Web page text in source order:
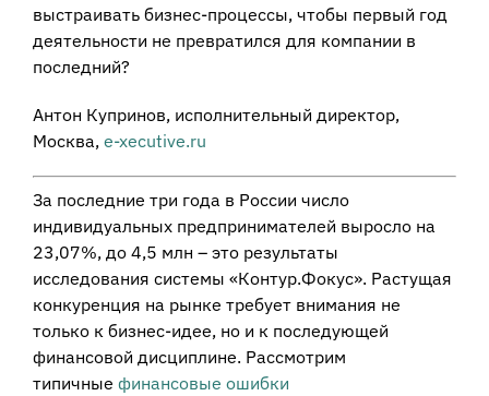
выстраивать бизнес-процессы, чтобы первый год
деятельности не превратился для компании в
последний?
Антон Купринов, исполнительный директор,
Москва, e-xecutive.ru
За последние три года в России число
индивидуальных предпринимателей выросло на
23,07%, до 4,5 млн – это результаты
исследования системы «Контур.Фокус». Растущая
конкуренция на рынке требует внимания не
только к бизнес-идее, но и к последующей
финансовой дисциплине. Рассмотрим
типичные финансовые ошибки